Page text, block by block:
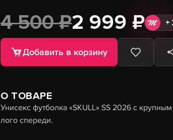
4 500 ₽2 999 ₽ +
Добавить в корзину
О ТОВАРЕ
Унисекс футболка «SKULL» SS 2026 с
лого спереди.